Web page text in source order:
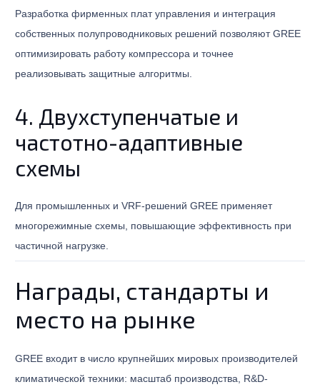
Разработка фирменных плат управления и интеграция
собственных полупроводниковых решений позволяют GREE
оптимизировать работу компрессора и точнее
реализовывать защитные алгоритмы.
4. Двухступенчатые и
частотно-адаптивные
схемы
Для промышленных и VRF-решений GREE применяет
многорежимные схемы, повышающие эффективность при
частичной нагрузке.
Награды, стандарты и
место на рынке
GREE входит в число крупнейших мировых производителей
климатической техники: масштаб производства, R&D-